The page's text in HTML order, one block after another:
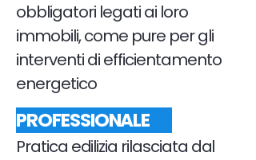
obbligatori legati ai loro
immobili, come pure per gli
interventi di efficientamento
energetico
PROFESSIONALE
Pratica edilizia rilasciata dal